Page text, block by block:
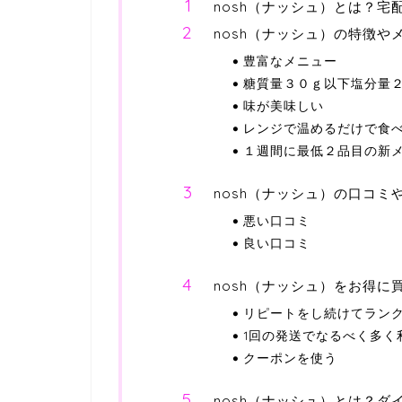
nosh（ナッシュ）とは？宅
nosh（ナッシュ）の特徴や
豊富なメニュー
糖質量３０ｇ以下塩分量
味が美味しい
レンジで温めるだけで食
１週間に最低２品目の新
nosh（ナッシュ）の口コミ
悪い口コミ
良い口コミ
nosh（ナッシュ）をお得に
リピートをし続けてラン
1回の発送でなるべく多く
クーポンを使う